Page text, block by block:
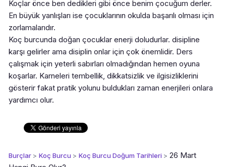
Koçlar önce ben dedikleri gibi önce benim çocuğum derler.
En büyük yanlışları ise çocuklarının okulda başarılı olması için
zorlamalarıdır.
Koç burcunda doğan çocuklar enerji doludurlar. disipline
karşı gelirler ama disiplin onlar için çok önemlidir. Ders
çalışmak için yeterli sabırları olmadığından hemen oyuna
koşarlar. Karneleri tembellik, dikkatsizlik ve ilgisizliklerini
gösterir fakat pratik yolunu buldukları zaman enerjileri onlara
yardımcı olur.
Burçlar > Koç Burcu > Koç Burcu Doğum Tarihleri > 26 Mart